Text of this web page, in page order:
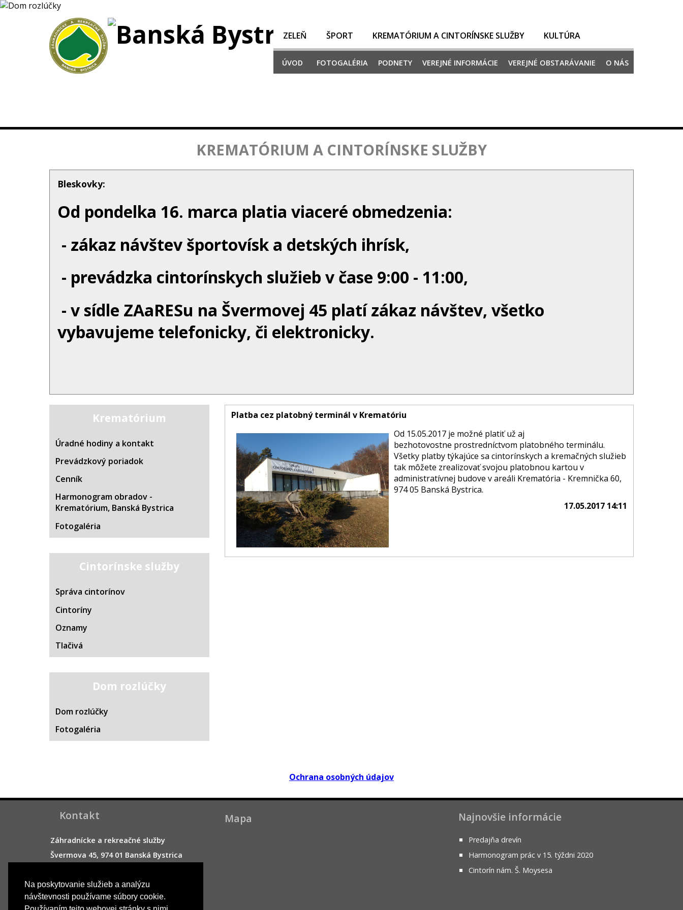
Na poskytovanie služieb a analýzu
návštevnosti používame súbory cookie.
ZELEŇ ŠPORT KREMATÓRIUM A CINTORÍNSKE SLUŽBY KULTÚRA
ÚVOD FOTOGALÉRIA PODNETY VEREJNÉ INFORMÁCIE VEREJNÉ OBSTARÁVANIE O NÁS
KREMATÓRIUM A CINTORÍNSKE SLUŽBY
Bleskovky:
Od pondelka 16. marca platia viaceré obmedzenia:
- zákaz návštev športovísk a detských ihrísk,
- prevádzka cintorínskych služieb v čase 9:00 - 11:00,
- v sídle ZAaRESu na Švermovej 45 platí zákaz návštev, všetko
vybavujeme telefonicky, či elektronicky.
Krematórium
Úradné hodiny a kontakt
Prevádzkový poriadok
Cenník
Harmonogram obradov -
Krematórium, Banská Bystrica
Fotogaléria
Cintorínske služby
Správa cintorínov
Cintoríny
Oznamy
Tlačivá
Dom rozlúčky
Dom rozlúčky
Fotogaléria
Platba cez platobný terminál v Krematóriu
Od 15.05.2017 je možné platiť už aj
bezhotovostne prostredníctvom platobného terminálu.
Všetky platby týkajúce sa cintorínskych a kremačných služieb
tak môžete zrealizovať svojou platobnou kartou v
administratívnej budove v areáli Krematória - Kremnička 60,
974 05 Banská Bystrica.
17.05.2017 14:11
Ochrana osobných údajov
Kontakt
Záhradnícke a rekreačné služby
Švermova 45, 974 01 Banská Bystrica
Email:
sekretariat@zaaresbb.sk
Mapa Najnovšie informácie
Predajňa drevín
Harmonogram prác v 15. týždni 2020
Cintorín nám. Š. Moysesa